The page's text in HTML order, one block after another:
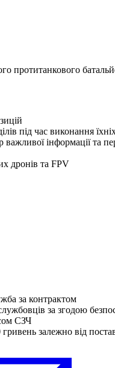
протитанкового
під час виконання
інформації та
дронів та FPV
за контрактом
за згодою
СЗЧ
залежно від